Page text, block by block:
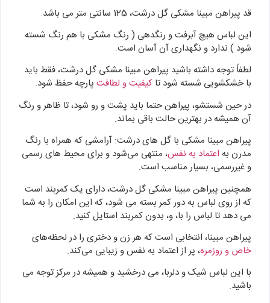
قد پیراهن مبینا مشکی گل درشت، 125 سانتی متر می باشد.
این لباس هیچ آبرفت و رنگدهی ( رنگ مشکی با هم رنگ شسته
شود ) ندارد و نگهداری آن آسان است.
لطفاً توجه داشته باشید پیراهن مبینا مشکی گل درشت، فقط باید
با خشکشویی شسته شود تا کیفیت و لطافت پارچه حفظ شود.
در حین شستشو، پیراهن حتما باید پشت و رو شود، تا ظاهر و رنگ
آن همیشه در بهترین حالت باقی بماند.
پیراهن مبینا مشکی با گل های درشت: آرامشی که همراه با رنگ
مدرن به اعتماد به نفس، منتهی می‌شود و برای محیط های رسمی
و غیررسمی، بسیار مناسب است.
همچنین پیراهن مبینا مشکی گل درشت، دارای یک کمربند است
که از روی لباس به دور کمر بسته می شود، که این امکان را به شما
می دهد تا لباس را با، و، بدون کمربند استایل کنید.
پیراهن مبینا، انتخابی است که هر زن و دختری را در لحظه‌های
خاص و روزمره، پر از اعتماد به نفس و زیبایی می‌کند.
با این لباس شیک و دلربا، می درخشید و همیشه در مرکز توجه می
باشید.